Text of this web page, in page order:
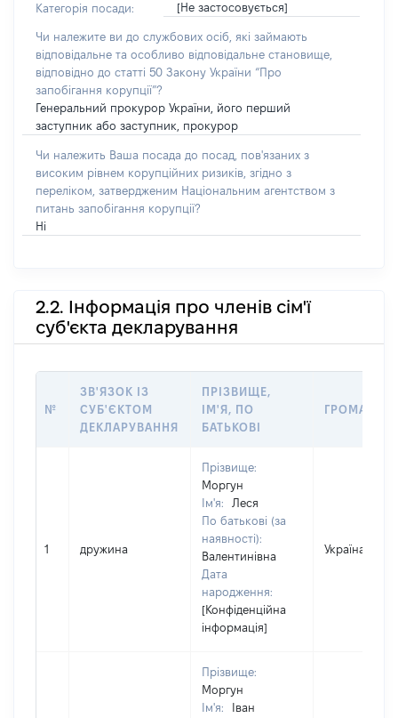
Категорія посади: [Не застосовується]
Чи належите ви до службових осіб, які займають
відповідальне та особливо відповідальне становище,
відповідно до статті 50 Закону України “Про
запобігання корупції”?
Генеральний прокурор України, його перший
заступник або заступник, прокурор
Чи належить Ваша посада до посад, пов'язаних з
високим рівнем корупційних ризиків, згідно з
переліком, затвердженим Національним агентством з
питань запобігання корупції?
Ні
2.2. Інформація про членів сім'ї
суб'єкта декларування
№
ЗВ'ЯЗОК ІЗ
СУБ'ЄКТОМ
ДЕКЛАРУВАННЯ
ПРІЗВИЩЕ,
ІМ'Я, ПО
БАТЬКОВІ
1 дружина
Прізвище:
Моргун
Ім'я:
Леся
По батькові (за
наявності):
Валентинівна
Дата
народження:
[Конфіденційна
інформація]
Україна
Прізвище:
Моргун
Ім'я:
Іван